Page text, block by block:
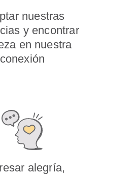
nuestras
y encontrar
en nuestra
conexión
alegría,